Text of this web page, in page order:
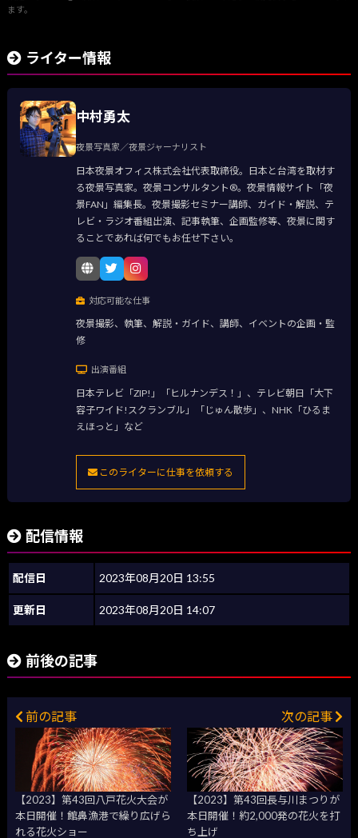
ます。
ライター情報
中村勇太
夜景写真家／夜景ジャーナリスト
日本夜景オフィス株式会社代表取締役。日本と台湾を取材す
る夜景写真家。夜景コンサルタント®。夜景情報サイト「夜
景FAN」編集長。夜景撮影セミナー講師、ガイド・解説、テ
レビ・ラジオ番組出演、記事執筆、企画監修等、夜景に関す
ることであれば何でもお任せ下さい。
対応可能な仕事
夜景撮影、執筆、解説・ガイド、講師、イベントの企画・監
修
出演番組
日本テレビ「ZIP!」「ヒルナンデス！」、テレビ朝日「大下
容子ワイド!スクランブル」「じゅん散歩」、NHK「ひるま
えほっと」など
このライターに仕事を依頼する
配信情報
配信日 2023年08月20日 13:55
更新日 2023年08月20日 14:07
前後の記事
前の記事
【2023】第43回八戸花火大会が
本日開催！館鼻漁港で繰り広げら
れる花火ショー
次の記事
【2023】第43回長与川まつりが
本日開催！約2,000発の花火を打
ち上げ